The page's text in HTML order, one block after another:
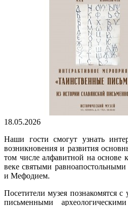
18.05.2026
Наши гости смогут узнать
возникновения и развития
том числе алфавитной на основе
веке святыми
и Мефодием.
Посетители музея познакомятся
письменными